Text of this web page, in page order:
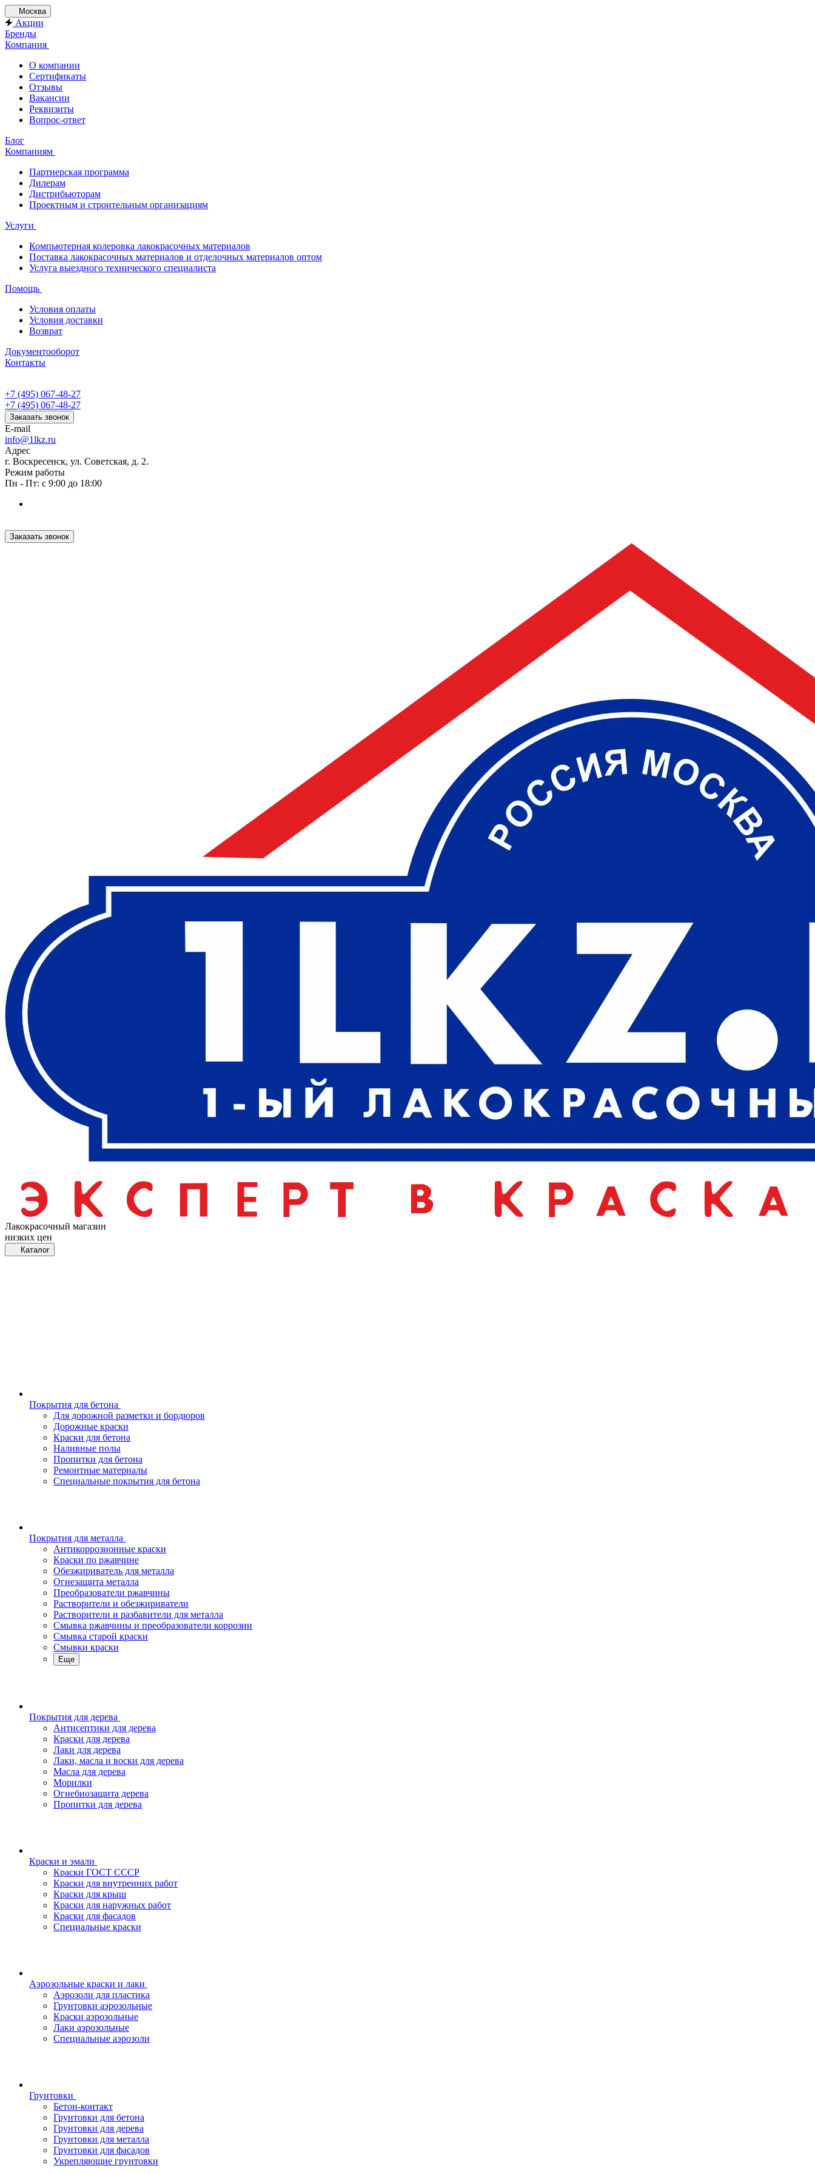
Москва
Акции
Бренды
Компания
О компании
Сертификаты
Отзывы
Вакансии
Реквизиты
Вопрос-ответ
Блог
Компаниям
Партнерская программа
Дилерам
Дистрибьюторам
Проектным и строительным организациям
Услуги
Компьютерная колеровка лакокрасочных материалов
Поставка лакокрасочных материалов и отделочных материалов оптом
Услуга выездного технического специалиста
Помощь
Условия оплаты
Условия доставки
Возврат
Документооборот
Контакты
+7 (495) 067-48-27
+7 (495) 067-48-27
Заказать звонок
E-mail
info@1lkz.ru
Адрес
г. Воскресенск, ул. Советская, д. 2.
Режим работы
Пн - Пт: с 9:00 до 18:00
Заказать звонок
Лакокрасочный магазин
низких цен
Каталог
Покрытия для бетона
Для дорожной разметки и бордюров
Дорожные краски
Краски для бетона
Наливные полы
Пропитки для бетона
Ремонтные материалы
Специальные покрытия для бетона
Покрытия для металла
Антикоррозионные краски
Краски по ржавчине
Обезжириватель для металла
Огнезащита металла
Преобразователи ржавчины
Растворители и обезжириватели
Растворители и разбавители для металла
Смывка ржавчины и преобразователи коррозии
Смывка старой краски
Смывки краски
Еще
Покрытия для дерева
Антисептики для дерева
Краски для дерева
Лаки для дерева
Лаки, масла и воски для дерева
Масла для дерева
Морилки
Огнебиозащита дерева
Пропитки для дерева
Краски и эмали
Краски ГОСТ СССР
Краски для внутренних работ
Краски для крыш
Краски для наружных работ
Краски для фасадов
Специальные краски
Аэрозольные краски и лаки
Аэрозоли для пластика
Грунтовки аэрозольные
Краски аэрозольные
Лаки аэрозольные
Специальные аэрозоли
Грунтовки
Бетон-контакт
Грунтовки для бетона
Грунтовки для дерева
Грунтовки для металла
Грунтовки для фасадов
Укрепляющие грунтовки